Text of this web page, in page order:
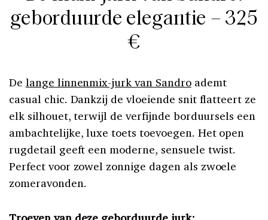
geborduurde elegantie – 325
€
De lange linnenmix-jurk van Sandroademt
casual chic. Dankzij de vloeiende snit flatteert ze
elk silhouet, terwijl de verfijnde borduursels een
ambachtelijke, luxe toets toevoegen. Het open
rugdetail geeft een moderne, sensuele twist.
Perfect voor zowel zonnige dagen als zwoele
zomeravonden.